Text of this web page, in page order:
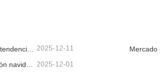
2025-12-11
2025-12-01